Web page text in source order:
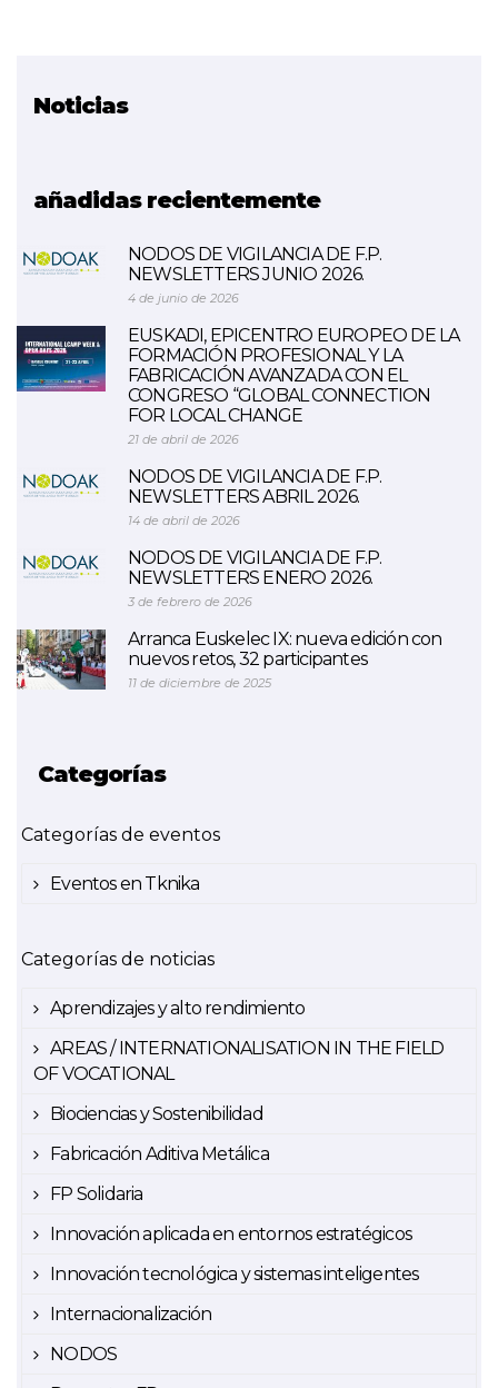
Noticias
añadidas recientemente
NODOS DE VIGILANCIA DE F.P.
NEWSLETTERS JUNIO 2026.
4 de junio de 2026
EUSKADI, EPICENTRO EUROPEO DE LA
FORMACIÓN PROFESIONAL Y LA
FABRICACIÓN AVANZADA CON EL
CONGRESO “GLOBAL CONNECTION
FOR LOCAL CHANGE
21 de abril de 2026
NODOS DE VIGILANCIA DE F.P.
NEWSLETTERS ABRIL 2026.
14 de abril de 2026
NODOS DE VIGILANCIA DE F.P.
NEWSLETTERS ENERO 2026.
3 de febrero de 2026
Arranca Euskelec IX: nueva edición con
nuevos retos, 32 participantes
11 de diciembre de 2025
Categorías
Categorías de eventos
Eventos en Tknika
Categorías de noticias
Aprendizajes y alto rendimiento
AREAS / INTERNATIONALISATION IN THE FIELD
OF VOCATIONAL
Biociencias y Sostenibilidad
Fabricación Aditiva Metálica
FP Solidaria
Innovación aplicada en entornos estratégicos
Innovación tecnológica y sistemas inteligentes
Internacionalización
NODOS